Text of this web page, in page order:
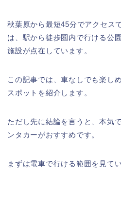
秋葉原から最短45分でアクセス
は、駅から徒歩圏内で行ける公
施設が点在しています。
この記事では、車なしでも楽し
スポットを紹介します。
ただし先に結論を言うと、本気
ンタカーがおすすめです。
まずは電車で行ける範囲を見て